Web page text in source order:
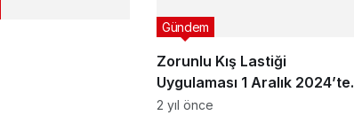
Zorunlu Kış Lastiği
Uygulaması 1 Aralık 2024’te
Başlıyor
Gündem
2 yıl önce